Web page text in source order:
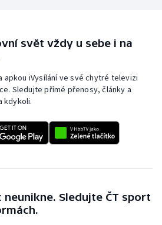
svět vždy u sebe i na
apkou iVysílání ve své chytré televizi
Sledujte přímé přenosy, články a
kdykoli.
Sledujte ČT sport